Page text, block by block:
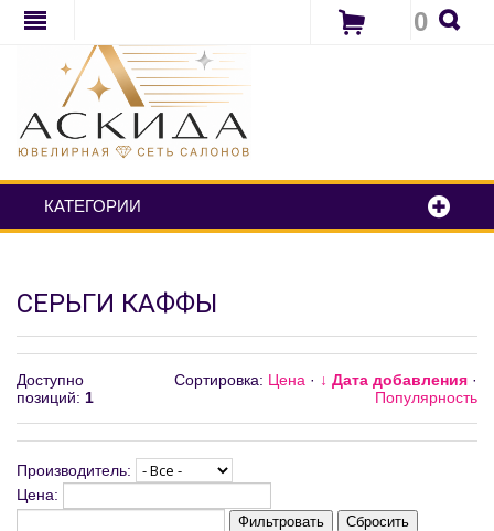
0
КАТЕГОРИИ
СЕРЬГИ КАФФЫ
Доступно
позиций: 1
Сортировка: Цена · ↓ Дата добавления ·
Популярность
Производитель:
Цена:
Фильтровать Сбросить